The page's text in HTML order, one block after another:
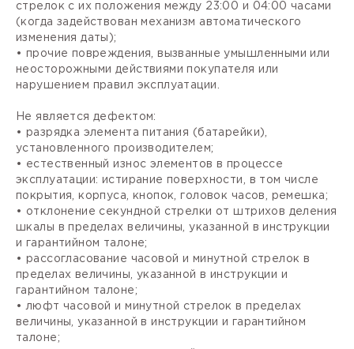
стрелок с их положения между 23:00 и 04:00 часами
(когда задействован механизм автоматического
изменения даты);
• прочие повреждения, вызванные умышленными или
неосторожными действиями покупателя или
нарушением правил эксплуатации.
Не является дефектом:
• разрядка элемента питания (батарейки),
установленного производителем;
• естественный износ элементов в процессе
эксплуатации: истирание поверхности, в том числе
покрытия, корпуса, кнопок, головок часов, ремешка;
• отклонение секундной стрелки от штрихов деления
шкалы в пределах величины, указанной в инструкции
и гарантийном талоне;
• рассогласование часовой и минутной стрелок в
пределах величины, указанной в инструкции и
гарантийном талоне;
• люфт часовой и минутной стрелок в пределах
величины, указанной в инструкции и гарантийном
талоне;